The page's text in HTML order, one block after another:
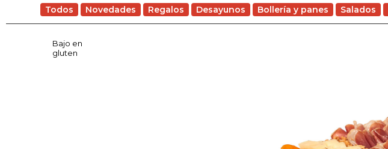
Todos Novedades Regalos Desayunos Bollería y panes Salados
Bajo en
gluten